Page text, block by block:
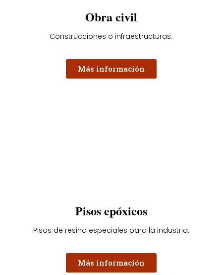
Obra civil
Construcciones o infraestructuras.
Más información
Pisos epóxicos
Pisos de resina especiales para la industria.
Más información